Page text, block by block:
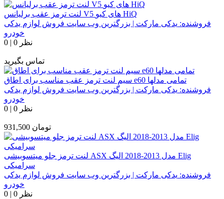
لنت ترمز عقب برلیانس V5 های کیو HiQ
فروشنده: یدکی مارکت | بزرگترین وب سایت فروش لوازم یدکی
خودرو
0 | 0 نظر
تماس بگیرید
سیم لنت ترمز عقب مناسب برای اطاق e60 تمامی مدلها
فروشنده: یدکی مارکت | بزرگترین وب سایت فروش لوازم یدکی
خودرو
0 | 0 نظر
931,500 تومان
لنت ترمز جلو میتسوبیشی ASX مدل 2013-2018 الیگ Elig
سرامیکی
فروشنده: یدکی مارکت | بزرگترین وب سایت فروش لوازم یدکی
خودرو
0 | 0 نظر